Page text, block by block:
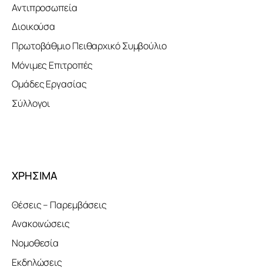
Αντιπροσωπεία
Διοικούσα
Πρωτοβάθμιο Πειθαρχικό Συμβούλιο
Μόνιμες Επιτροπές
Ομάδες Εργασίας
Σύλλογοι
ΧΡΗΣΙΜΑ
Θέσεις – Παρεμβάσεις
Ανακοινώσεις
Νομοθεσία
Εκδηλώσεις